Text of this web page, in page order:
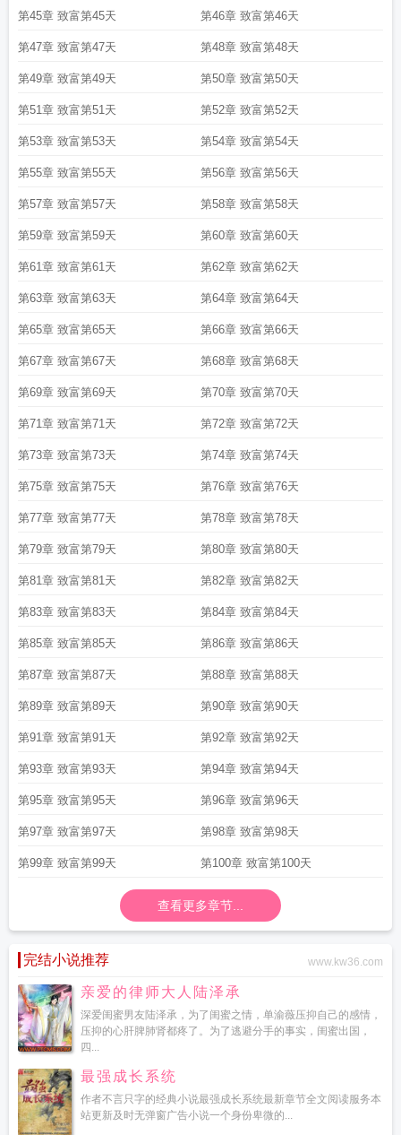
为海洋环保助力肝成首富后我为海洋环保助力119肝成首富后我为海洋环保助
力 百度 肝成首富后我为海洋环保助力cp 肝成首富后我为海洋环保助力晋江
我为海洋环保助力龙在哪一章出现
肝成首富后我为海洋环保助力16
洋环保助力TXT肝成首富后我为海洋环保助力txt肝成首富后我为海洋环保助力
笔趣阁肝成首富后我为海洋环保助力原形是龙肝成首富后我为海洋环保助力百
首富后我为海洋环保助力格格党
肝成首富后我为海洋环保助力 时光语
后我为海洋环保助力免费
肝成首富后我为海洋环保助力92肝成首富后我为海洋
为海洋环保助力193肝成首富后我为海洋环保助力197肝成首富后我为海洋环保
外肝成首富后我为海洋环保助力TXT百度 肝成首富后我为海洋环保助力199
成首富后我为海洋环保助力格格
肝成首富后我为海洋环保助力免费阅读
第45章 致富第45天 第46章 致富第46天
第47章 致富第47天 第48章 致富第48天
第49章 致富第49天 第50章 致富第50天
第51章 致富第51天 第52章 致富第52天
第53章 致富第53天 第54章 致富第54天
第55章 致富第55天 第56章 致富第56天
第57章 致富第57天 第58章 致富第58天
第59章 致富第59天 第60章 致富第60天
第61章 致富第61天 第62章 致富第62天
第63章 致富第63天 第64章 致富第64天
第65章 致富第65天 第66章 致富第66天
第67章 致富第67天 第68章 致富第68天
第69章 致富第69天 第70章 致富第70天
第71章 致富第71天 第72章 致富第72天
第73章 致富第73天 第74章 致富第74天
第75章 致富第75天 第76章 致富第76天
第77章 致富第77天 第78章 致富第78天
第79章 致富第79天 第80章 致富第80天
第81章 致富第81天 第82章 致富第82天
第83章 致富第83天 第84章 致富第84天
第85章 致富第85天 第86章 致富第86天
第87章 致富第87天 第88章 致富第88天
第89章 致富第89天 第90章 致富第90天
第91章 致富第91天 第92章 致富第92天
第93章 致富第93天 第94章 致富第94天
第95章 致富第95天 第96章 致富第96天
第97章 致富第97天 第98章 致富第98天
第99章 致富第99天 第100章 致富第100天
查看更多章节...
完结小说推荐 www.kw36.com
亲爱的律师大人陆泽承
深爱闺蜜男友陆泽承，为了闺蜜之情，单渝薇压抑自己的感情，
压抑的心肝脾肺肾都疼了。为了逃避分手的事实，闺蜜出国，
四...
最强成长系统
作者不言只字的经典小说最强成长系统最新章节全文阅读服务本
站更新及时无弹窗广告小说一个身份卑微的...